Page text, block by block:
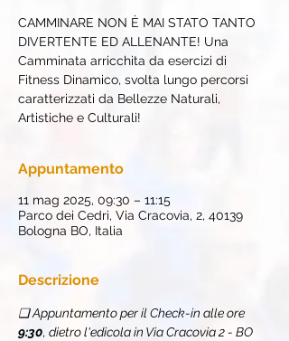
CAMMINARE NON È MAI STATO TANTO
DIVERTENTE ED ALLENANTE! Una
Camminata arricchita da esercizi di
Fitness Dinamico, svolta lungo percorsi
caratterizzati da Bellezze Naturali,
Artistiche e Culturali!
Appuntamento
11 mag 2025, 09:30 – 11:15
Parco dei Cedri, Via Cracovia, 2, 40139
Bologna BO, Italia
Descrizione
❏ Appuntamento per il Check-in alle ore
9:30, dietro l'edicola in Via Cracovia 2 - BO